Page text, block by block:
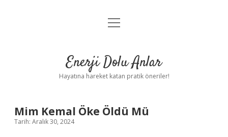
Anasayfa
Yasal Uyarı
menüyü
Enerji Dolu Anlar
Hayatına hareket katan pratik öneriler!
Mim Kemal Öke Öldü Mü
Tarih: Aralık 30, 2024